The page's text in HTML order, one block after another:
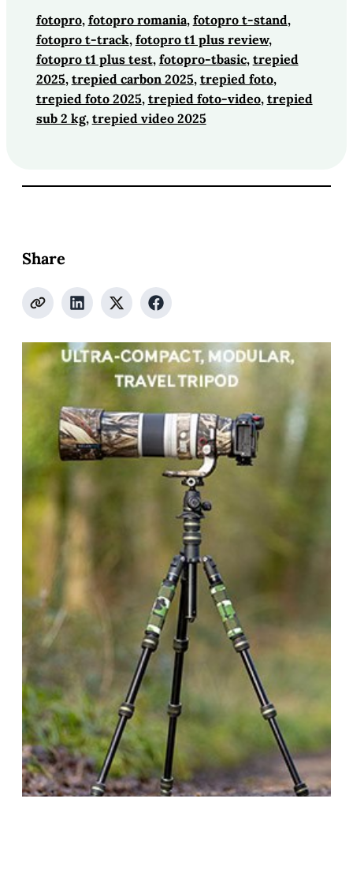
fotopro, fotopro romania, fotopro t-stand ,
fotopro t-track, fotopro t1 plus review ,
fotopro t1 plus test, fotopro-tbasic, trepied
2025, trepied carbon 2025, trepied foto ,
trepied foto 2025, trepied foto-video, trepied
sub 2 kg, trepied video 2025
Share